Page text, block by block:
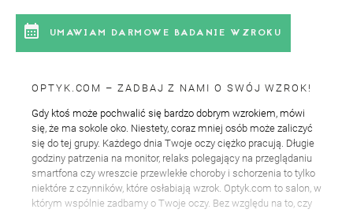
calendar_month UMAWIAM DARMOWE BADANIE WZROKU
OPTYK.COM – ZADBAJ Z NAMI O SWÓJ WZROK!
Gdy ktoś może pochwalić się bardzo dobrym wzrokiem, mówi
się, że ma sokole oko. Niestety, coraz mniej osób może zaliczyć
się do tej grupy. Każdego dnia Twoje oczy ciężko pracują. Długie
godziny patrzenia na monitor, relaks polegający na przeglądaniu
smartfona czy wreszcie przewlekłe choroby i schorzenia to tylko
niektóre z czynników, które osłabiają wzrok. Optyk.com to salon, w
którym wspólnie zadbamy o Twoje oczy. Bez względu na to, czy